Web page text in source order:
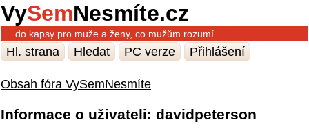
VySemNesmíte.cz
… do kapsy pro muže a ženy, co mužům rozumí
Hl. strana Hledat PC verze Přihlášení
Obsah fóra VySemNesmíte
Informace o uživateli: davidpeterson